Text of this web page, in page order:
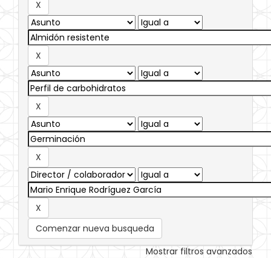
Comenzar nueva busqueda
Mostrar filtros avanzados